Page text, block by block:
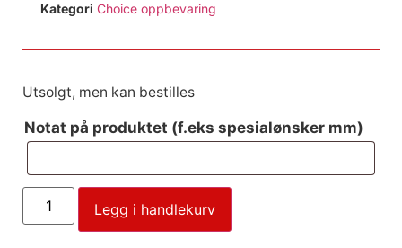
Kategori Choice oppbevaring
Utsolgt, men kan bestilles
Notat på produktet (f.eks spesialønsker mm)
Legg i handlekurv